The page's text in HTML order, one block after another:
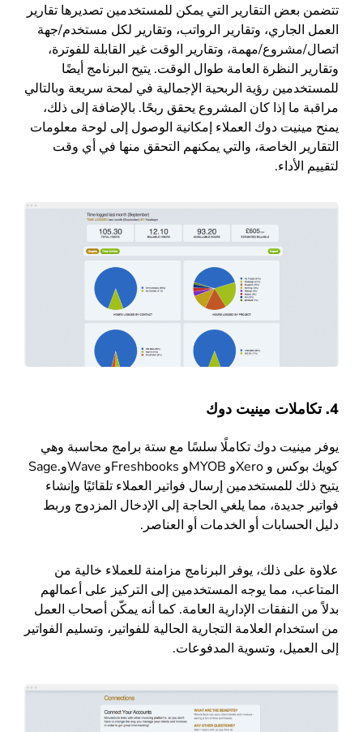
تتضمن بعض التقارير التي يمكن للمستخدمين تصديرها تقارير
العمل الجاري، وتقارير الرواتب، وتقارير لكل مستخدم/جهة
اتصال/مشروع/مهمة، وتقارير الوقت غير القابلة للفوترة،
وتقارير النظرة العامة طوال الوقت. يتيح البرنامج أيضًا
للمستخدمين رؤية الربحية الإجمالية في لمحة سريعة وبالتالي
مراقبة ما إذا كان المشروع يحقق ربحًا. بالإضافة إلى ذلك،
يمنح مينيت دوك العملاء إمكانية الوصول إلى لوحة معلومات
التقارير الخاصة، والتي يمكنهم التحقق منها في أي وقت
لتقييم الأداء.
4. تكاملات مينيت دوك
يوفر مينيت دوك تكاملًا سلسًا مع ستة برامج محاسبة وهي
كويك بوكس و Xeroو MYOBو Freshbooksو WaveوSage.
يتيح ذلك للمستخدمين إرسال فواتير العملاء تلقائيًا وإنشاء
فواتير جديدة، مما يلغي الحاجة إلى الإدخال المزدوج وربط
دليل الحسابات أو الخدمات أو العناصر.
علاوة على ذلك، يوفر البرنامج مزامنة للعملاء خالية من
المتاعب، مما يوجه المستخدمين إلى التركيز على أعمالهم
بدلاً من النفقات الإدارية العامة. كما أنه يمكّن أصحاب العمل
من استخدام العلامة التجارية الحالية للفواتير، وتسليم الفواتير
إلى العميل، وتسوية المدفوعات.